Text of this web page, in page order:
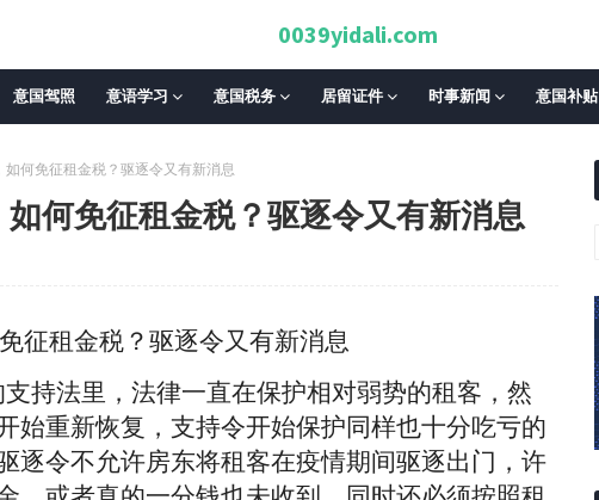
0039yidali.com
意国驾照 意语学习 意国税务 居留证件 时事新闻 意国补贴
如何免征租金税？驱逐令又有新消息
何免征租金税？驱逐令又有新消息
征租金税？驱逐令又有新消息
持法里，法律一直在保护相对弱势的租客，然
始重新恢复，支持令开始保护同样也十分吃亏的
逐令不允许房东将租客在疫情期间驱逐出门，许